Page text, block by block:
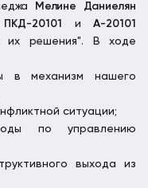
Мелине Даниелян
ПКД-20101 и А-20101
их решения". В ходе
в механизм нашего
ситуации;
по управлению
выхода из